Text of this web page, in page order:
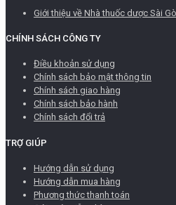
Giới thiệu về Nhà thuốc dược Sài
CHÍNH SÁCH CÔNG TY
Điều khoản sử dụng
Chính sách bảo mật thông tin
Chính sách giao hàng
Chính sách bảo hành
Chính sách đổi trả
TRỢ GIÚP
Hướng dẫn sử dụng
Hướng dẫn mua hàng
Phương thức thanh toán